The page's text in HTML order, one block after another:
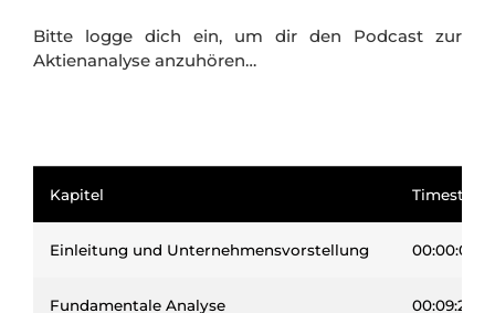
Bitte logge dich ein, um dir den Podcast zur
Aktienanalyse anzuhören…
Kapitel
Einleitung und Unternehmensvorstellung 00:00:00
Fundamentale Analyse 00:09:26